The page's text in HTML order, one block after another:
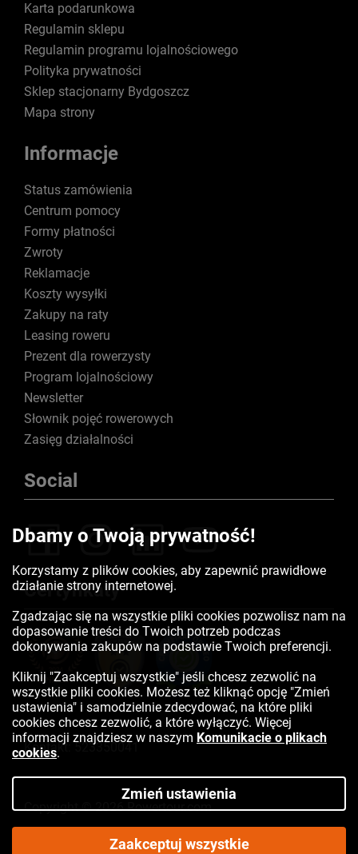
Karta podarunkowa
Regulamin sklepu
Regulamin programu lojalnościowego
Polityka prywatności
Sklep stacjonarny Bydgoszcz
Mapa strony
Informacje
Status zamówienia
Centrum pomocy
Formy płatności
Zwroty
Reklamacje
Koszty wysyłki
Zakupy na raty
Leasing roweru
Prezent dla rowerzysty
Program lojalnościowy
Newsletter
Słownik pojęć rowerowych
Zasięg działalności
Social
Certyfikaty
Kontakt: 523350041
Copyright © 2026 Rowertour.com
Internetowy sklep rowerowy
Dbamy o Twoją prywatność!
Korzystamy z plików cookies, aby zapewnić prawidłowe
działanie strony internetowej.
Zgadzając się na wszystkie pliki cookies pozwolisz nam na
dopasowanie treści do Twoich potrzeb podczas
dokonywania zakupów na podstawie Twoich preferencji.
Kliknij "Zaakceptuj wszystkie" jeśli chcesz zezwolić na
wszystkie pliki cookies. Możesz też kliknąć opcję "Zmień
ustawienia" i samodzielnie zdecydować, na które pliki
cookies chcesz zezwolić, a które wyłączyć. Więcej
informacji znajdziesz w naszym Komunikacie o plikach
cookies.
Zmień ustawienia
Zaakceptuj wszystkie